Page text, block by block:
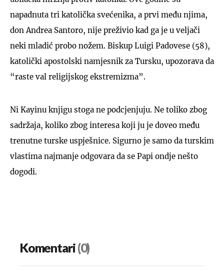
napadnuta tri katolička svećenika, a prvi među njima,
don Andrea Santoro, nije preživio kad ga je u veljači
neki mladić probo nožem. Biskup Luigi Padovese (58),
katolički apostolski namjesnik za Tursku, upozorava da
“raste val religijskog ekstremizma”.
Ni Kayinu knjigu stoga ne podcjenjuju. Ne toliko zbog
sadržaja, koliko zbog interesa koji ju je doveo među
trenutne turske uspješnice. Sigurno je samo da turskim
vlastima najmanje odgovara da se Papi ondje nešto
dogodi.
Komentari(0)